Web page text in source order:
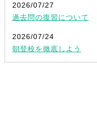
2026/07/27
過去問の復習について
2026/07/24
朝登校を徹底しよう